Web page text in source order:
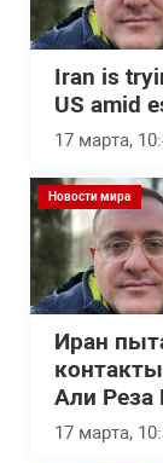
Iran is
US amid
17 марта,
Новости мира
Иран
Али Реза
17 марта,